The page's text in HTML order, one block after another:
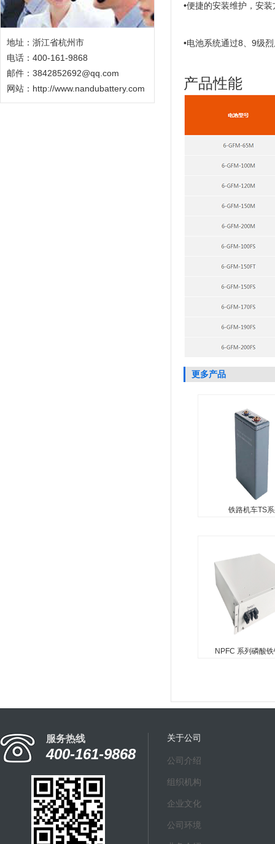
地址：浙江省杭州市
电话：400-161-9868
邮件：3842852692@qq.com
网站： http://www.nandubattery.com
•便捷的安装维护，安
•电池系统通过8、9级
产品性能
更多产品
铁路机车TS
控式密封设计，在使
乎无酸雾排放； •贫
寿命周期内无需补加
采用高强度ABS槽盖
NPFC 系列磷酸
服务热线
400-161-9868
关于公司
公司介绍
组织机构
企业文化
公司环境